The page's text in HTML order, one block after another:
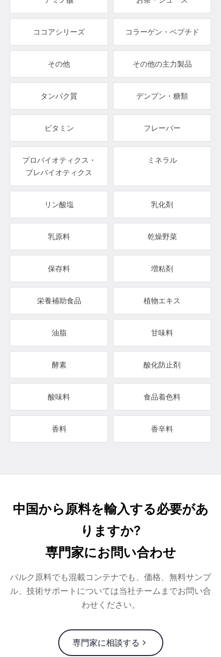
ココアシリーズ コラーゲン・ペプチド
その他 その他の主力製品
タンパク質 デンプン・糖類
ビタミン フレーバー
プロバイオティクス・
プレバイオティクス
ミネラル
リン酸塩 乳化剤
乳原料 乾燥野菜
保存料 増粘剤
栄養補助食品 植物エキス
油脂 甘味料
酵素 酸化防止剤
酸味料 食品着色料
香料 香辛料
中国から原料を輸入する必要があ
りますか?
専門家にお問い合わせ
バルク原料でも混載コンテナでも、価格、無料サンプ
ル、技術サポートについては当社チームまでお問い合
わせください。
専門家に相談する